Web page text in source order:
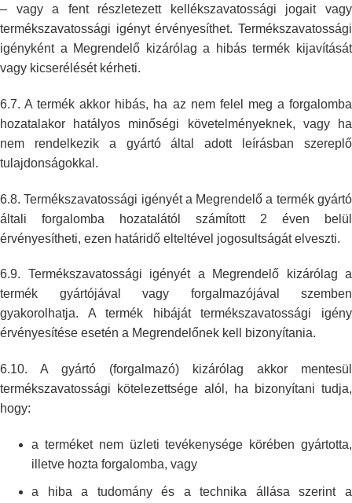
– vagy a fentrészletezett kellékszavatossági jogait vagy
termékszavatossági igénytérvényesíthet. Termékszavatossági
igényként a Megrendelő kizárólag a hibástermék kijavítását
vagy kicserélését kérheti.
6.7. A termék akkor hibás, ha az nem felel meg a forgalomba
hozatalakor hatályos minőségi követelményeknek, vagy ha
nem rendelkezik a gyártó által
adott leírásban szereplő
tulajdonságokkal.
6.8. Termékszavatossági igényét a Megrendelő a termék gyártó
általi forgalomba hozatalától számított 2 éven belül
érvényesítheti, ezen határidő elteltével jogosultságát elveszti.
6.9. Termékszavatossági igényét a Megrendelő kizárólag a
termék gyártójával
vagy forgalmazójával szemben
gyakorolhatja. A termék hibájáttermékszavatossági igény
érvényesítése esetén a Megrendelőnek kell
bizonyítania.
6.10. A gyártó (forgalmazó) kizárólag akkor mentesül
termékszavatossági kötelezettsége alól, ha bizonyítani tudja,
hogy:
a terméket nem üzleti tevékenysége körében gyártotta,
illetve hozta forgalomba, vagy
a hiba a tudomány és a technika állása szerint a